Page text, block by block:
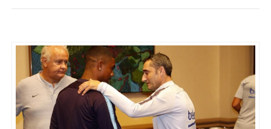
ESPORTES
ENTRETENIMENTO
ENQUETE